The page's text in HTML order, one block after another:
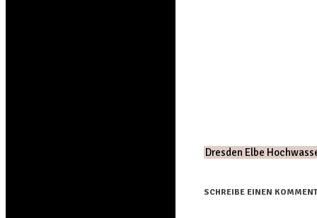
Dresden Elbe
SCHREIBE EINEN